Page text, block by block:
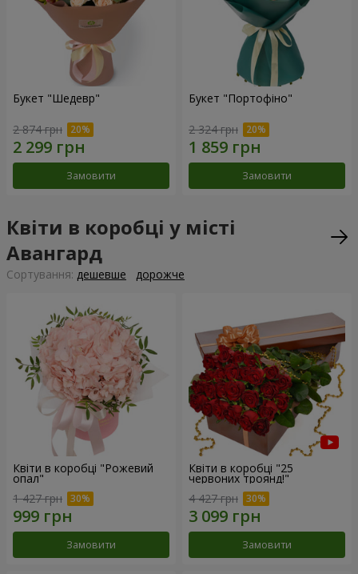
Букет "Шедевр"
2 874 грн
Замовити
Букет "Портофіно"
2 324 грн
Замовити
Квіти в коробці у місті
Авангард
Сортування: дешевше дорожче
Квіти в коробці "Рожевий
опал"
1 427 грн
Замовити
Квіти в коробці "25
червоних троянд!"
4 427 грн
Замовити